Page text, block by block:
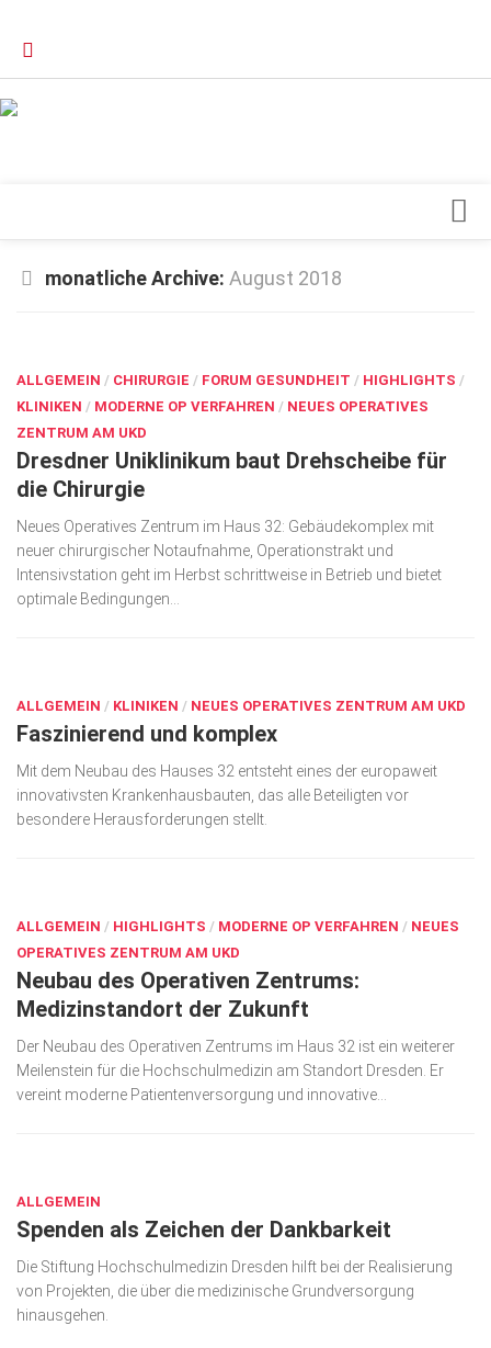
Orthopädie
Special
Wirtschaft, Recht, Finanzen
Zahn, Mund, Kiefer
Forum Gesundheit
Innovationen
Kampf gegen Krebs
Hören
Lebensart
monatliche Archive: August 2018
ALLGEMEIN / CHIRURGIE / FORUM GESUNDHEIT / HIGHLIGHTS /
KLINIKEN / MODERNE OP VERFAHREN / NEUES OPERATIVES
ZENTRUM AM UKD
Dresdner Uniklinikum baut Drehscheibe für
die Chirurgie
Neues Operatives Zentrum im Haus 32: Gebäudekomplex mit
neuer chirurgischer Notaufnahme, Operationstrakt und
Intensivstation geht im Herbst schrittweise in Betrieb und bietet
optimale Bedingungen...
ALLGEMEIN / KLINIKEN / NEUES OPERATIVES ZENTRUM AM UKD
Faszinierend und komplex
Mit dem Neubau des Hauses 32 entsteht eines der europaweit
innovativsten Krankenhausbauten, das alle Beteiligten vor
besondere Herausforderungen stellt.
ALLGEMEIN / HIGHLIGHTS / MODERNE OP VERFAHREN / NEUES
OPERATIVES ZENTRUM AM UKD
Neubau des Operativen Zentrums:
Medizinstandort der Zukunft
Der Neubau des Operativen Zentrums im Haus 32 ist ein weiterer
Meilenstein für die Hochschul­medizin am Standort Dresden. Er
vereint moderne Patientenversorgung und innovative...
ALLGEMEIN
Spenden als Zeichen der Dankbarkeit
Die Stiftung Hochschulmedizin Dresden hilft bei der Realisierung
von Projekten, die über die medizinische Grundversorgung
hinausgehen.